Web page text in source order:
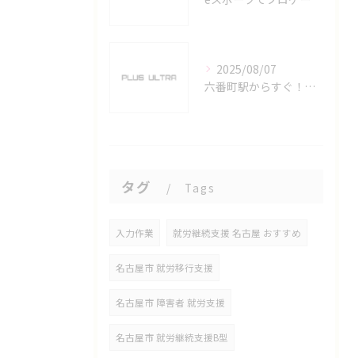
2025/08/07
六番町駅からすぐ！名古屋のeスポーツ施設で快適なプレイ環境を確保
タグ Tags
入力作業 就労継続支援 名古屋 おすすめ
名古屋市 就労移行支援
名古屋市 障害者 就労支援
名古屋市 就労継続支援B型